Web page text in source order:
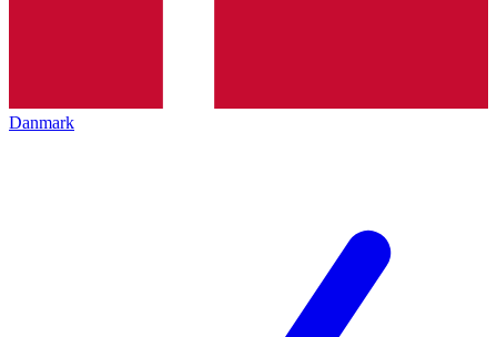
Danmark